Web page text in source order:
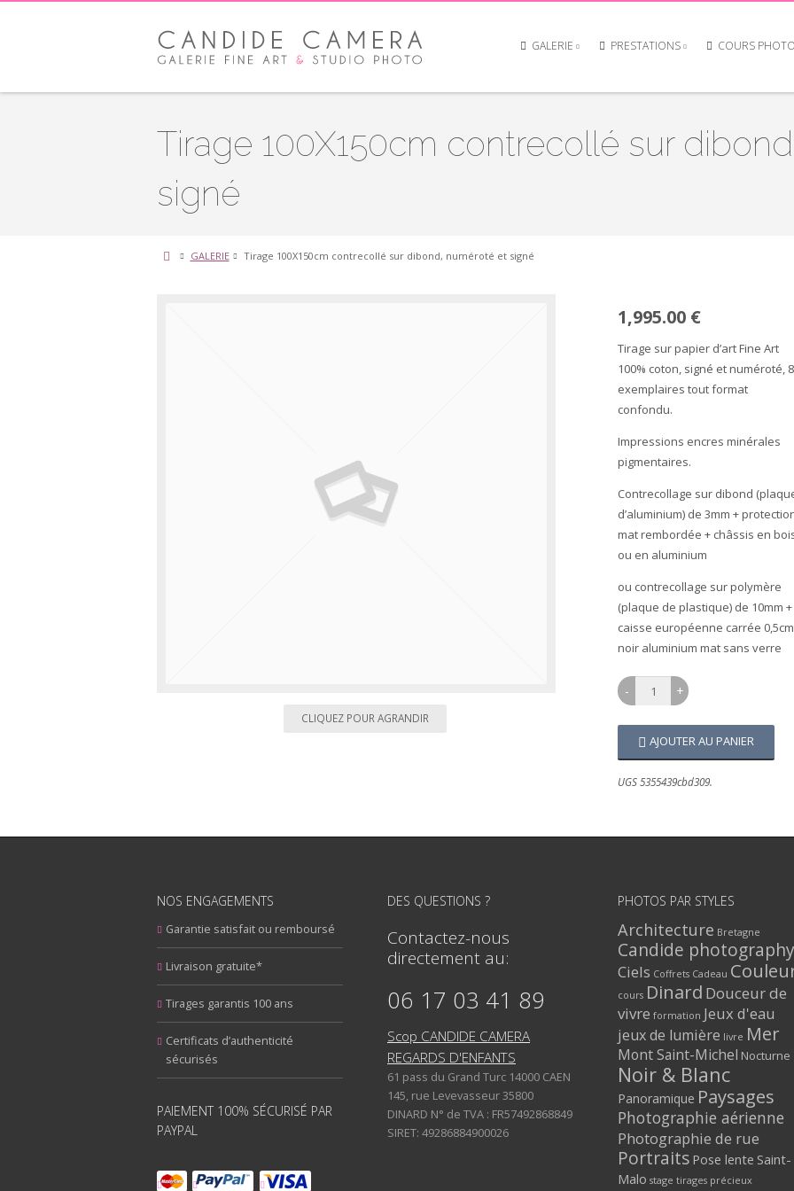
GALERIE PRESTATIONS COURS PHOTO
Tirage 100X150cm contrecollé sur
signé
GALERIE Tirage 100X150cm contrecollé sur dibond, numéroté et signé
CLIQUEZ POUR AGRANDIR
1,995.00 €
Tirage sur papier d’art Fine Art
100% coton, signé et numéroté, 8
exemplaires tout format
confondu.
Impressions encres minérales
pigmentaires.
Contrecollage sur dibond
d’aluminium) de 3mm +
mat rembordée + châssis en
ou en aluminium
ou contrecollage sur polymère
(plaque de plastique) de 10mm +
caisse européenne carrée 0,5cm
noir aluminium mat sans verre
AJOUTER AU PANIER
UGS 5355439cbd309.
NOS ENGAGEMENTS
Garantie satisfait ou remboursé
Livraison gratuite*
Tirages garantis 100 ans
Certificats d’authenticité
sécurisés
PAIEMENT 100% SÉCURISÉ PAR
PAYPAL
DES QUESTIONS ?
Contactez-nous
directement au:
06 17 03 41 89
Scop CANDIDE CAMERA
REGARDS D'ENFANTS
61 pass du Grand Turc 14000 CAEN
145, rue Levevasseur 35800
DINARD N° de TVA : FR57492868849
SIRET: 49286884900026
PHOTOS PAR STYLES
Architecture Bretagne
Candide photography
Ciels Coffrets Cadeau
cours Dinard Douceur de
vivre formation Jeux d'eau
jeux de lumière livre Mer
Mont Saint-Michel Nocturne
Noir & Blanc
Panoramique Paysages
Photographie aérienne
Photographie de rue
Portraits Pose lente Saint-
Malo stage tirages précieux